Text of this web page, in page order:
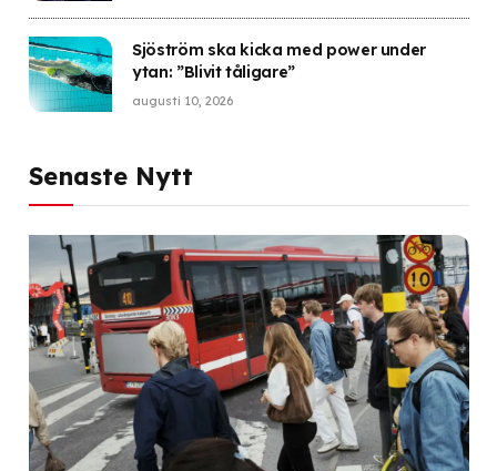
Sjöström ska kicka med power under
ytan: ”Blivit tåligare”
augusti 10, 2026
Senaste Nytt